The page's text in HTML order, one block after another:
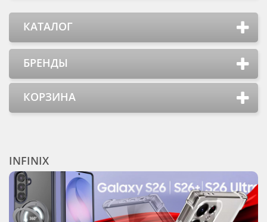
КАТАЛОГ
БРЕНДЫ
КОРЗИНА
INFINIX